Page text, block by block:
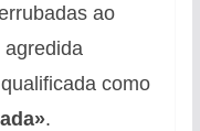
ao
como
.